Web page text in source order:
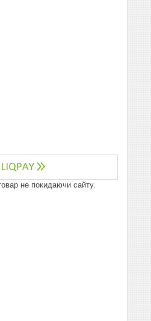
не покидаючи сайту.